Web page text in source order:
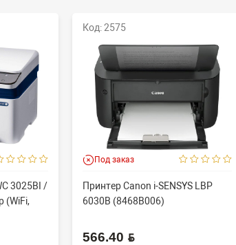
3025BI /
(WiFi,
Код: 2575
Под заказ
Принтер Canon i-SENSYS LBP
6030B (8468B006)
566.40 BYN